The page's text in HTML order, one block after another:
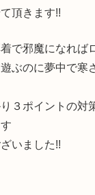
頂きます!!
で邪魔になれば
ぶのに夢中で寒
３ポイントの対
いました!!